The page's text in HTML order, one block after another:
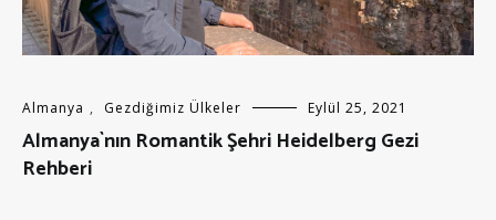
Almanya , Gezdiğimiz Ülkeler Eylül 25, 2021
Almanya`nın Romantik Şehri Heidelberg Gezi
Rehberi